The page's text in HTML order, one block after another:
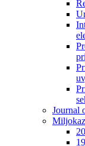
Journal
Miljokaz